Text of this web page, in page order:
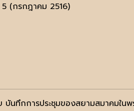
(กรกฎาคม 2516)
บันทึกการประชุมของสยามสมาคมใน